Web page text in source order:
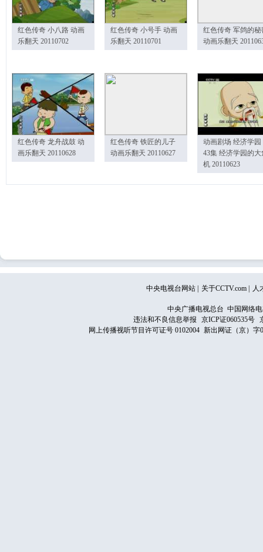
红色传奇 小八路 动画
乐翻天 20110702
红色传奇 小号手 动画
乐翻天 20110701
红色传奇 军鸽的秘
动画乐翻天
红色传奇 龙舟战鼓 动
画乐翻天 20110628
红色传奇 铁匠的儿子
动画乐翻天 20110627
动画剧场 经济学园
43集 经济学园的大
机 20110623
中央电视台网站 关于CCTV.com 人
中央广播电视总台 中国网络
违法和不良信息举报
京ICP证060535号
网上传播视听节目许可证号 0102004 新出网证（京）